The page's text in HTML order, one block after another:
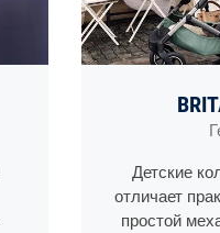
Детские
отличает
простой